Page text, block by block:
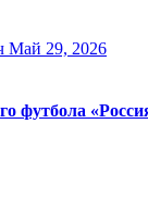
Май 29, 2026
футбола